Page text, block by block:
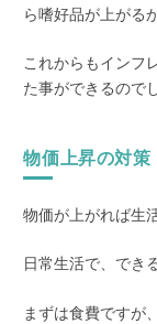
ら嗜好品が上がる
これからもインフ
た事ができるので
物価上昇の対策
物価が上がれば生
日常生活で、でき
まずは食費ですが